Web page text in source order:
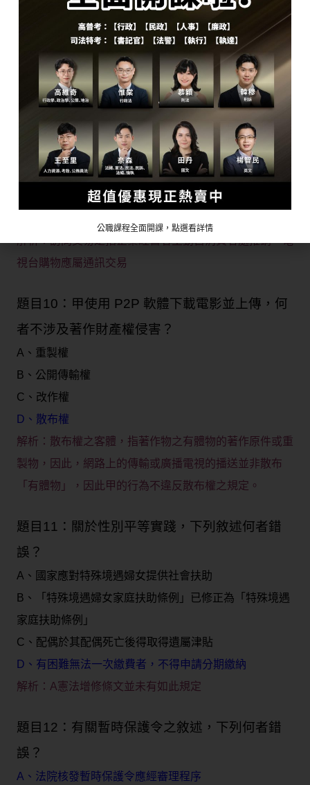
D瀆職罪是純正身分犯，不會成立共犯
題目9：甲購買電視機、乙於捷運站購買化妝
品。下列敘述何者錯誤？
A、乙得於收受商品後 7 日內解除契約，無須理由與費用
B、與 A 所簽契約屬訪問交易
C、甲合法解約後，A 應於取回商品次日起 15 日內返還
解析：訪問交易是指企業經營者主動自消費者處推銷，電
視台購物應屬通訊交易
題目10：甲使用 P2P 軟體下載電影並上傳，何
者不涉及著作財產權侵害？
A、重製權
B、公開傳輸權
C、改作權
D、散布權
解析： 散布權之客體，指著作物之有體物的著作原件或重
製物，因此，網路上的傳輸或廣播電視的播送並非散布
「有體物」，因此甲的行為不違反散布權之規定。
題目11：關於性別平等實踐，下列敘述何者錯
誤？
A、國家應對特殊境遇婦女提供社會扶助
B、「特殊境遇婦女家庭扶助條例」已修正為「特殊境遇
家庭扶助條例」
C、配偶於其配偶死亡後得取得遺屬津貼
D、有困難無法一次繳費者，不得申請分期繳納
解析： A憲法增修條文並未有如此規定
題目12：有關暫時保護令之敘述，下列何者錯
誤？
A、法院核發暫時保護令應經審理程序
公職課程全面開課，點選看詳情